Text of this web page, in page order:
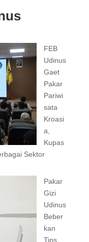
FEB
Udinus
Gaet
Pakar
Pariwi
sata
Kroasi
a,
Kupas
Sektor
Pakar
Gizi
Udinus
Beber
kan
Tips